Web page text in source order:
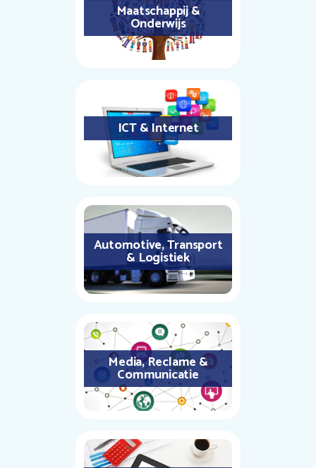
Maatschappij &
Onderwijs
ICT & Internet
Automotive, Transport
& Logistiek
Media, Reclame &
Communicatie